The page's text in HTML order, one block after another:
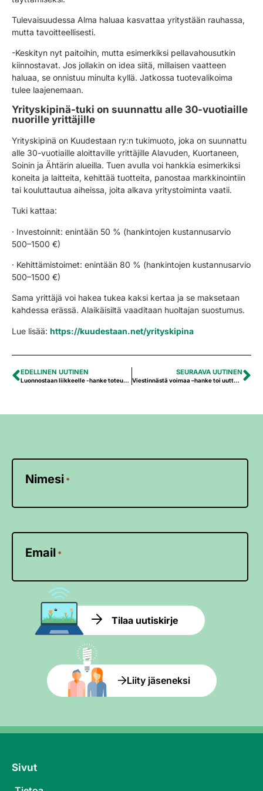
Tulevaisuudessa Alma haluaa kasvattaa yritystään rauhassa,
mutta tavoitteellisesti.
-Keskityn nyt paitoihin, mutta esimerkiksi pellavahousutkin
kiinnostavat. Jos jollakin on idea siitä, millaisen vaatteen
haluaa, se onnistuu minulta kyllä. Jatkossa tuotevalikoima
tulee laajenemaan.
Yrityskipinä-tuki on suunnattu alle 30-vuotiaille
nuorille yrittäjille
Yrityskipinä on Kuudestaan ry:n tukimuoto, joka on suunnattu
alle 30-vuotiaille aloittaville yrittäjille Alavuden, Kuortaneen,
Soinin ja Ähtärin alueilla. Tuen avulla voi hankkia esimerkiksi
koneita ja laitteita, kehittää tuotteita, panostaa markkinointiin
tai kouluttautua aiheissa, joita alkava yritystoiminta vaatii.
Tuki kattaa:
· Investoinnit: enintään 50 % (hankintojen kustannusarvio
500–1500 €)
· Kehittämistoimet: enintään 80 % (hankintojen kustannusarvio
500–1500 €)
Sama yrittäjä voi hakea tukea kaksi kertaa ja se maksetaan
kahdessa erässä. Alaikäisiltä vaaditaan huoltajan suostumus.
Lue lisää: https://kuudestaan.net/yrityskipina
EDELLINEN UUTINEN
Luonnostaan liikkeelle -hanke toteuttaa kuntalaisten unelmia ja ideoita
SEURAAVA UUTINEN
Viestinnästä voimaa –hanke toi uutta yhteistyötä ja digitaalisen alustan Soinin yhdistyksille
Nimesi *
Email *
Tilaa uutiskirje
Liity jäseneksi
Sivut